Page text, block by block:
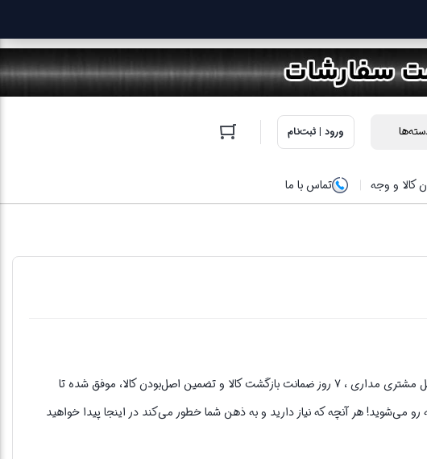
ورود | ثبت‌نام
کالا و وجه تماس با ما
دیجیسام تک به عنوان یکی از نمایندگان فروش شرکت پرو وان و قدیمی‌ترین فروشگاه های اینترنتی با بیش از یک دهه تجربه، با پایبندی به اصل مشتری مداری ، ۷ روز ضمانت بازگشت کالا و تضمین اصل‌بودن کالا، موفق شده تا
می‌شوید! هر آنچه که نیاز دارید و به ذهن شما خطور می‌کند در اینجا پیدا خواهید